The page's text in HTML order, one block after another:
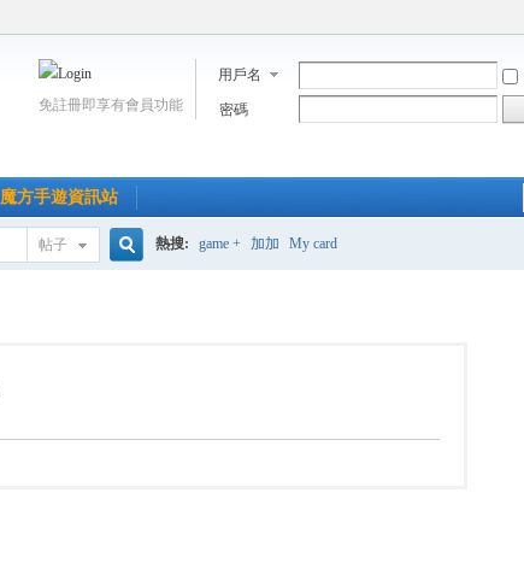
用戶名
密碼
免註冊即享有會員功能
魔方手遊資訊站
帖子 熱搜: game + 加加 My card